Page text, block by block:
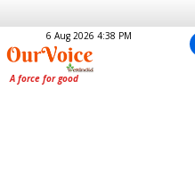
6 Aug 2026 4:38 PM